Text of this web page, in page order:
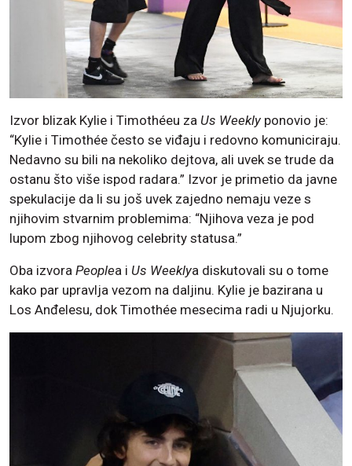
Izvor blizak Kylie i Timothéeu za Us Weekly ponovio je:
“Kylie i Timothée često se viđaju i redovno komuniciraju.
Nedavno su bili na nekoliko dejtova, ali uvek se trude da
ostanu što više ispod radara.” Izvor je primetio da javne
spekulacije da li su još uvek zajedno nemaju veze s
njihovim stvarnim problemima: “Njihova veza je pod
lupom zbog njihovog celebrity statusa.”
Oba izvora Peoplea i Us Weeklya diskutovali su o tome
kako par upravlja vezom na daljinu. Kylie je bazirana u
Los Anđelesu, dok Timothée mesecima radi u Njujorku.